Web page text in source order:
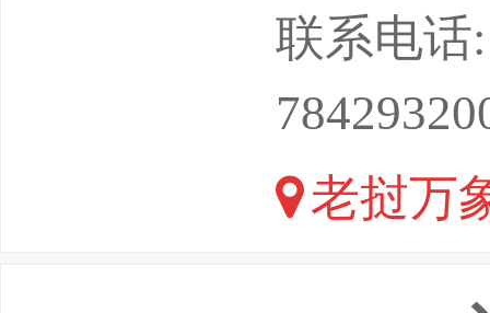
有限公司
跟团观
场：本
展会上
联系电话
老挝万